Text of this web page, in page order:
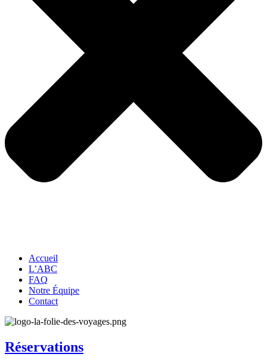
Accueil
L’ABC
FAQ
Notre Équipe
Contact
Réservations